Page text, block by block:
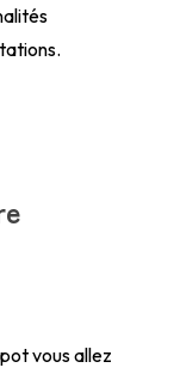
vous allez